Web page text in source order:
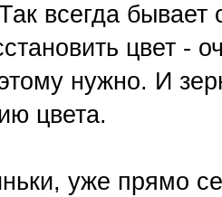
всегда
цвет -
нужно. И
цвета.
уже прямо